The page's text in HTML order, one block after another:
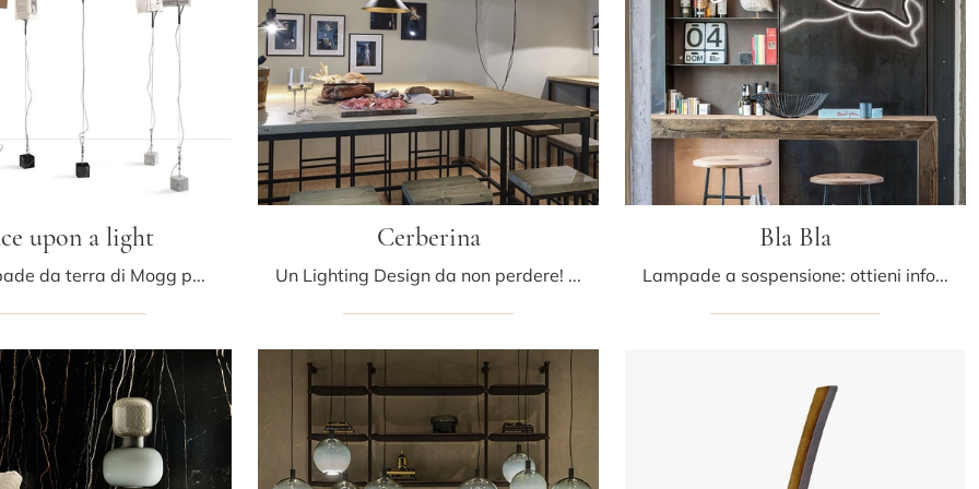
upon a light
Con le lampade da terra di Mogg potrai impreziosire i tuoi spazi: clicca e scopri Once upon a light!
Cerberina
Un Lighting Design da non perdere! Ti presentiamo la lampada da terra Cerberina di Mogg.
Bla Bla
Lampade a sospensione: ottieni informazioni sulla lampada Bla Bla in policarbonato che ti presentiamo.